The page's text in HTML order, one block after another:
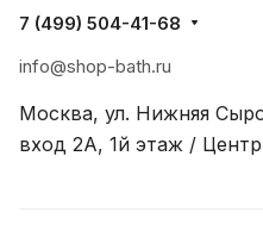
7 (499) 504-41-68
info@shop-bath.ru
Москва, ул. Нижняя
вход 2A, 1й этаж /